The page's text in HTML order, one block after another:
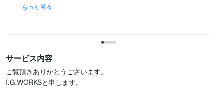
もっと見る
サービス内容
ご覧頂きありがとうございます。
I.G.WORKSと申します。